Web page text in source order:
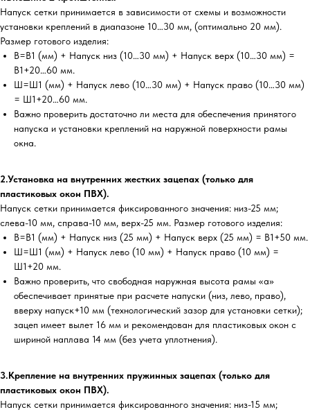
Напуск сетки принимается в зависимости от схемы и возможности
установки креплений в диапазоне 10…30 мм, (оптимально 20 мм).
Размер готового изделия:
В=В1 (мм) + Напуск низ (10…30 мм) + Напуск верх (10…30 мм) =
В1+20…60 мм.
Ш=Ш1 (мм) + Напуск лево (10…30 мм) + Напуск право (10…30 мм)
= Ш1+20…60 мм.
Важно проверить достаточно ли места для обеспечения принятого
напуска и установки креплений на наружной поверхности рамы
окна.
2.Установка на внутренних жестких зацепах (только для
пластиковых окон ПВХ).
Напуск сетки принимается фиксированного значения: низ-25 мм;
слева-10 мм, справа-10 мм, верх-25 мм. Размер готового изделия:
В=В1 (мм) + Напуск низ (25 мм) + Напуск верх (25 мм) = В1+50 мм.
Ш=Ш1 (мм) + Напуск лево (10 мм) + Напуск право (10 мм) =
Ш1+20 мм.
Важно проверить, что свободная наружная высота рамы «а»
обеспечивает принятые при расчете напуски (низ, лево, право),
вверху напуск+10 мм (технологический зазор для установки сетки);
зацеп имеет вылет 16 мм и рекомендован для пластиковых окон с
шириной наплава 14 мм (без учета уплотнения).
3.Крепление на внутренних пружинных зацепах (только для
пластиковых окон ПВХ).
Напуск сетки принимается фиксированного значения: низ-15 мм;